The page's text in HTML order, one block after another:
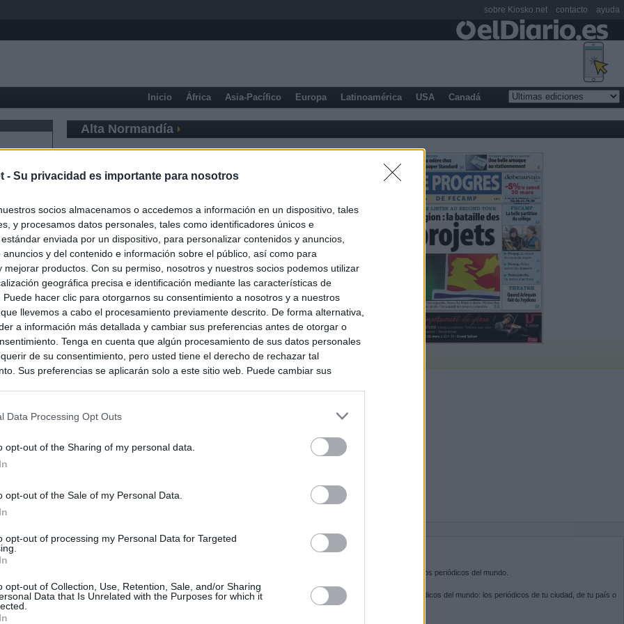
- Su privacidad es importante para nosotros
socios almacenamos o accedemos a información en un dispositivo, tales
y procesamos datos personales, tales como identificadores únicos e
enviada por un dispositivo, para personalizar contenidos y anuncios,
anuncios y del contenido e información sobre el público, así como para
mejorar productos. Con su permiso, nosotros y nuestros socios podemos utilizar
geográfica precisa e identificación mediante las características de
Puede hacer clic para otorgarnos su consentimiento a nosotros y a nuestros
llevemos a cabo el procesamiento previamente descrito. De forma alternativa,
a información más detallada y cambiar sus preferencias antes de otorgar o
Tenga en cuenta que algún procesamiento de sus datos personales
de su consentimiento, pero usted tiene el derecho de rechazar tal
Sus preferencias se aplicarán solo a este sitio web. Puede cambiar sus
Data Processing Opt Outs
opt-out of the Sharing of my personal data.
opt-out of the Sale of my Personal Data.
opt-out of processing my Personal Data for Targeted
opt-out of Collection, Use, Retention, Sale, and/or Sharing
Data that Is Unrelated with the Purposes for which it
Inicio África Asia-Pacífico Europa Latinoamérica USA Canadá
Alta Normandía
por los incendios
cómo ha cambiado su discurso sobre el ático de la
SOBRE KIOSKO.NET
es la puerta de entrada a los periódicos del mundo.
Navega por las portadas de los periódicos del mundo: los periódicos de tu ciudad, de tu país o
del otro extremo del mundo.
sobre Kiosko.net contacto ayuda